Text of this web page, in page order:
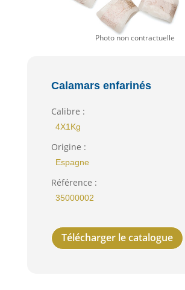
Calamars enfarinés
Calibre :
4X1Kg
Origine :
Espagne
Référence :
35000002
Télécharger le catalogue